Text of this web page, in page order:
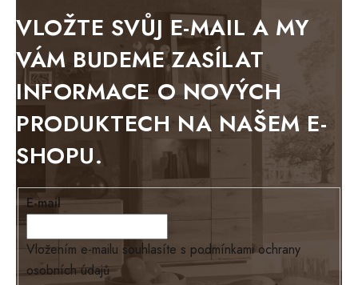
BELLUNO grafite
WESTERN
BERLIN
KOLMAR
TOSKANIA
LOUISIANA
Tello
Loriano
EXCLUSIVE
VLOŽTE SVŮJ E-MAIL A MY
VÁM BUDEME ZASÍLAT
INFORMACE O NOVÝCH
PRODUKTECH NA NAŠEM E-
SHOPU.
E-mail
Vložením e-mailu souhlasíte s podmínkami ochrany
osobních údajů